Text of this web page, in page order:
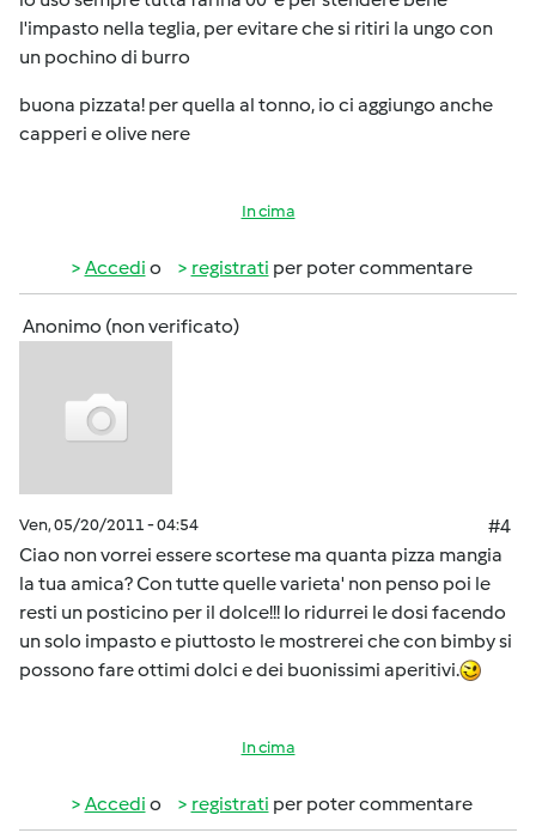
l'impasto nella teglia, per evitare che si ritiri la ungo con
un pochino di burro
buona pizzata! per quella al tonno, io ci aggiungo anche
capperi e olive nere
In cima
Accedi o registrati per poter commentare
Anonimo (non verificato)
Ven, 05/20/2011 - 04:54
#4
Ciao non vorrei essere scortese ma quanta pizza mangia
la tua amica? Con tutte quelle varieta' non penso poi le
resti un posticino per il dolce!!! Io ridurrei le dosi facendo
un solo impasto e piuttosto le mostrerei che con bimby si
possono fare ottimi dolci e dei buonissimi aperitivi.
In cima
Accedi o registrati per poter commentare